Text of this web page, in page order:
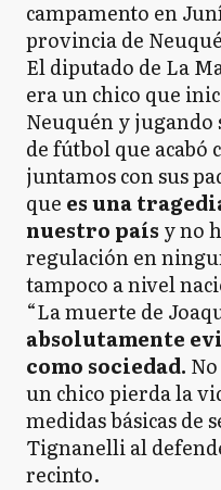
campamento en
provincia de
El diputado de La
era un chico que
Neuquén y jugando
de fútbol que acabó
juntamos con sus
que es una
nuestro país y no
regulación en
tampoco a nivel
“La muerte de
absolutamente
como sociedad.
un chico pierda la
medidas básicas de
Tignanelli al
recinto.